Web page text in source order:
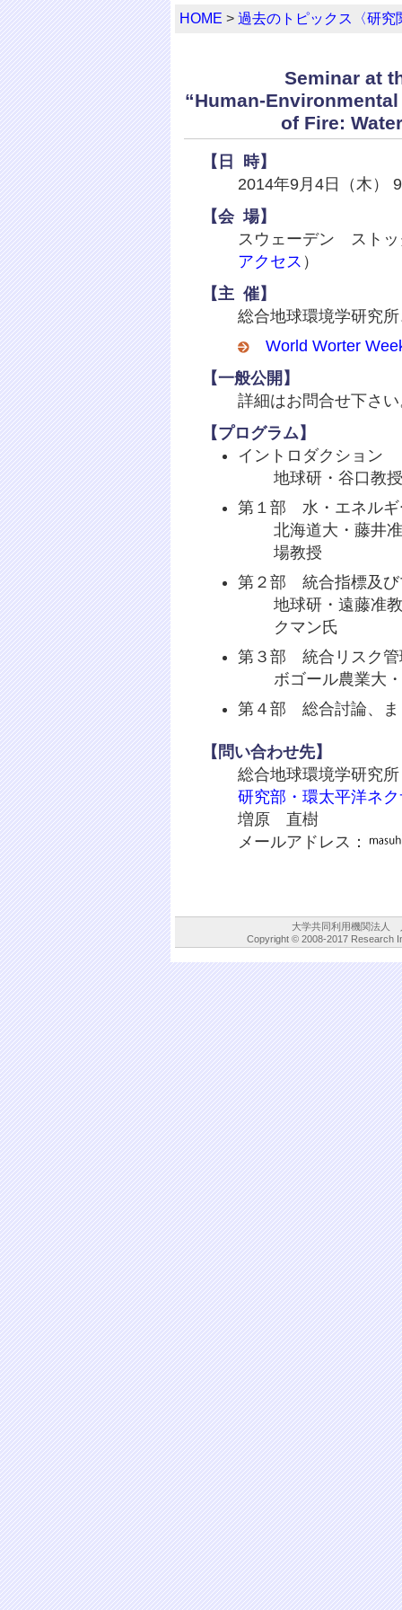
HOME > 過去のトピックス〈研究
Seminar at
“Human-
of Fire:
【 日 時】
2014年9月4日（木）
【会場】
スウェーデン スト
アクセス ）
【主 催】
総合地球環境学研究
World Worter
【一般公開】
詳細はお問合せ下さ
【プログラム】
イントロダクション
地球研・谷口教
第１部 水・エネルギ
北海道大・藤井
場教授
第２部 統合指標及び
地球研・遠藤准
クマン氏
第３部 統合リスク管
ボゴール農業大
第４部 総合討論、ま
【問い合わせ先】
総合地球環境学研究所
研究部・環太平洋ネ
増原 直樹
メールアドレス：
大学共同利用機関法人